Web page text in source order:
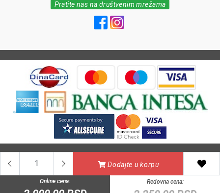
Dodajte u korpu
Online cena: Redovna cena:
Pratite nas na društvenim mrežama